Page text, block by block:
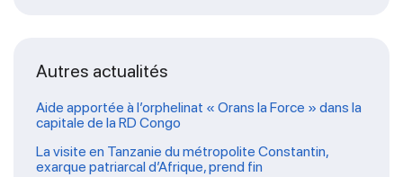
Autres actualités
Aide apportée à l’orphelinat « Orans la Force » dans la
capitale de la RD Congo
La visite en Tanzanie du métropolite Constantin,
exarque patriarcal d’Afrique, prend fin